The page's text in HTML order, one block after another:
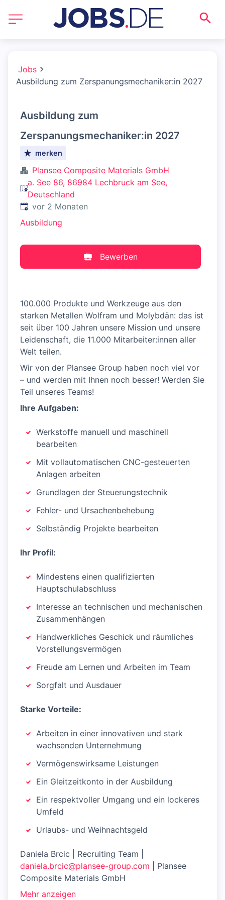
Jobs
Ausbildung zum Zerspanungsmechaniker:in 2027
Ausbildung zum
Zerspanungsmechaniker:in 2027
merken
Plansee Composite Materials GmbH
a. See 86, 86984 Lechbruck am See,
Deutschland
Veröffentlicht:
vor 2 Monaten
Ausbildung
Bewerben
100.000 Produkte und Werkzeuge aus den
starken Metallen Wolfram und Molybdän: das ist
seit über 100 Jahren unsere Mission und unsere
Leidenschaft, die 11.000 Mitarbeiter:innen aller
Welt teilen.
Wir von der Plansee Group haben noch viel vor
– und werden mit Ihnen noch besser! Werden Sie
Teil unseres Teams!
Ihre Aufgaben:
Werkstoffe manuell und maschinell
bearbeiten
Mit vollautomatischen CNC-gesteuerten
Anlagen arbeiten
Grundlagen der Steuerungstechnik
Fehler- und Ursachenbehebung
Selbständig Projekte bearbeiten
Ihr Profil:
Mindestens einen qualifizierten
Hauptschulabschluss
Interesse an technischen und mechanischen
Zusammenhängen
Handwerkliches Geschick und räumliches
Vorstellungsvermögen
Freude am Lernen und Arbeiten im Team
Sorgfalt und Ausdauer
Starke Vorteile:
Arbeiten in einer innovativen und stark
wachsenden Unternehmung
Vermögenswirksame Leistungen
Ein Gleitzeitkonto in der Ausbildung
Ein respektvoller Umgang und ein lockeres
Umfeld
Urlaubs- und Weihnachtsgeld
Daniela Brcic | Recruiting Team |
daniela.brcic@plansee-group.com | Plansee
Composite Materials GmbH
Mehr anzeigen